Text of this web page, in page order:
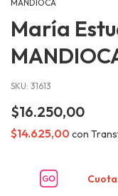
MANDIOCA
María
SKU: 31613
$16.250,00
$14.625,00 con